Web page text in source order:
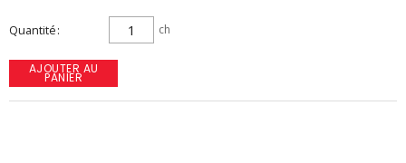
Quantité ch
AJOUTER AU
PANIER